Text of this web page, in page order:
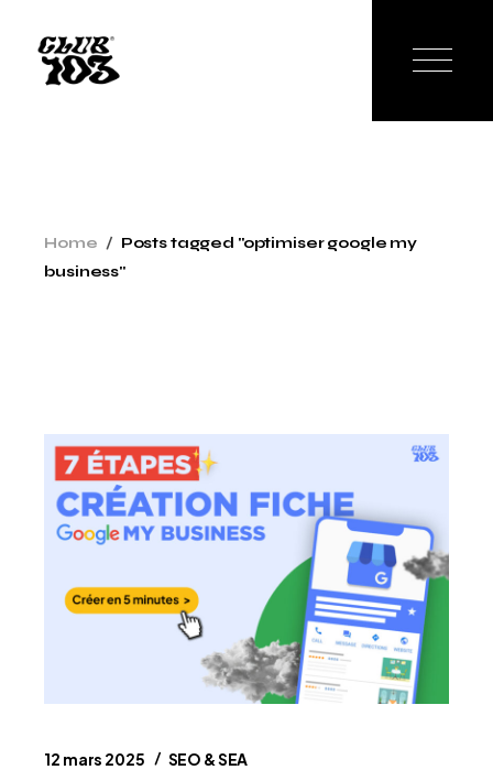
content
Home
Posts tagged "optimiser google my
business"
12 mars 2025 SEO & SEA